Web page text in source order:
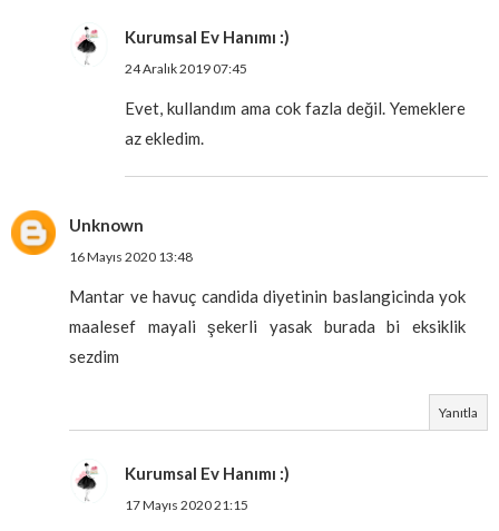
Kurumsal Ev Hanımı :)
24 Aralık 2019 07:45
Evet, kullandım ama cok fazla değil. Yemeklere
az ekledim.
Unknown
16 Mayıs 2020 13:48
Mantar ve havuç candida diyetinin baslangicinda yok
maalesef mayali şekerli yasak burada bi eksiklik
sezdim
Yanıtla
Kurumsal Ev Hanımı :)
17 Mayıs 2020 21:15